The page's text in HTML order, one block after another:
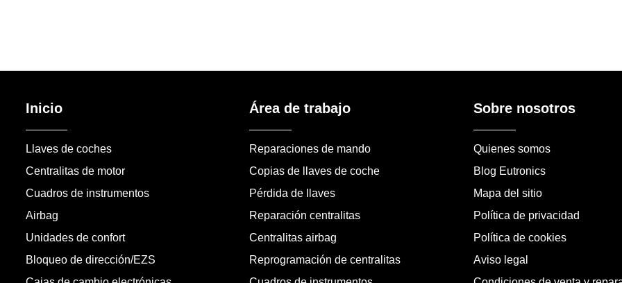
Inicio
Llaves de coches
Centralitas de motor
Cuadros de instrumentos
Airbag
Unidades de confort
Bloqueo de dirección/EZS
Área de trabajo
Reparaciones de mando
Copias de llaves de coche
Pérdida de llaves
Reparación centralitas
Centralitas airbag
Reprogramación de centralitas
Sobre nosotros
Quienes somos
Blog Eutronics
Mapa del sitio
Política de privacidad
Política de cookies
Aviso legal